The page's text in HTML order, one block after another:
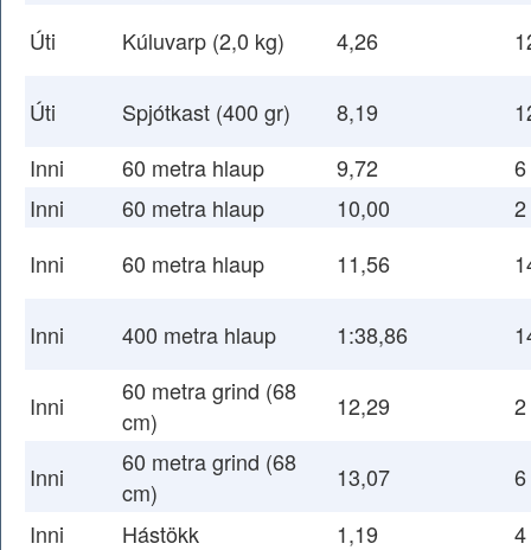
Úti
Kúluvarp (2,0 kg) 4,26
Úti Spjótkast (400 gr) 8,19
Inni
60 metra hlaup 9,72
6
Inni
60 metra hlaup 10,00
2
Inni
60 metra hlaup 11,56
Inni 400 metra hlaup 1:38,86
Inni
60 metra grind (68
cm)
12,29 2
Inni
60 metra grind (68
cm)
13,07
6
Inni
Hástökk 1,19
4